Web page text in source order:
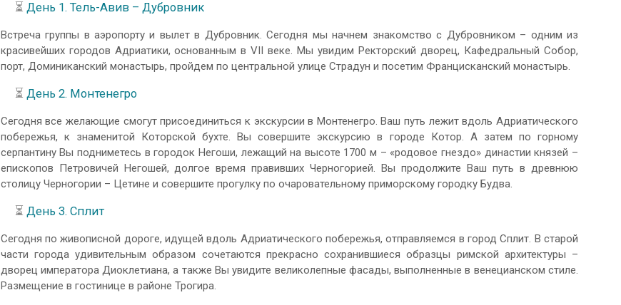
⏳ День 1. Тель-Авив – Дубровник
Встреча группы в аэропорту и вылет в Дубровник. Сегодня мы начнем знакомство с Дубровником – одним из
красивейших городов Адриатики, основанным в VII веке. Мы увидим Ректорский дворец, Кафедральный Собор,
порт, Доминиканский монастырь, пройдем по центральной улице Страдун и посетим Францисканский монастырь.
⏳ День 2. Монтенегро
Сегодня все желающие смогут присоединиться к экскурсии в Монтенегро. Ваш путь лежит вдоль Адриатического
побережья, к знаменитой Которской бухте. Вы совершите экскурсию в городе Котор. А затем по горному
серпантину Вы подниметесь в городок Негоши, лежащий на высоте 1700 м – «родовое гнездо» династии князей –
епископов Петровичей Негошей, долгое время правивших Черногорией. Вы продолжите Ваш путь в древнюю
столицу Черногории – Цетине и совершите прогулку по очаровательному приморскому городку Будва.
⏳ День 3. Сплит
Сегодня по живописной дороге, идущей вдоль Адриатического побережья, отправляемся в город Сплит. В старой
части города удивительным образом сочетаются прекрасно сохранившиеся образцы римской архитектуры –
дворец императора Диоклетиана, а также Вы увидите великолепные фасады, выполненные в венецианском стиле.
Размещение в гостинице в районе Трогира.